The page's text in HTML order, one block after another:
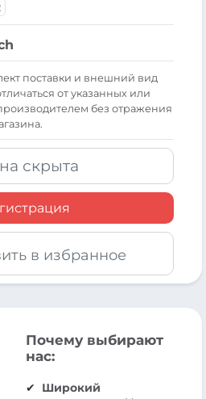
поставки и внешний вид
от указанных или
без отражения
скрыта
в избранное
Почему выбирают
нас:
Широкий